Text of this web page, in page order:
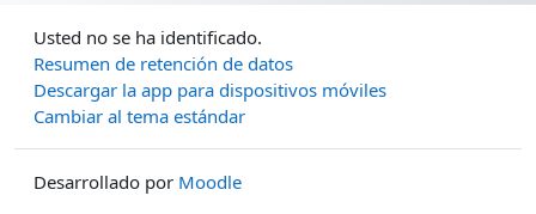
Usted no se ha identificado.
Resumen de retención de datos
Descargar la app para dispositivos móviles
Cambiar al tema estándar
Desarrollado por Moodle